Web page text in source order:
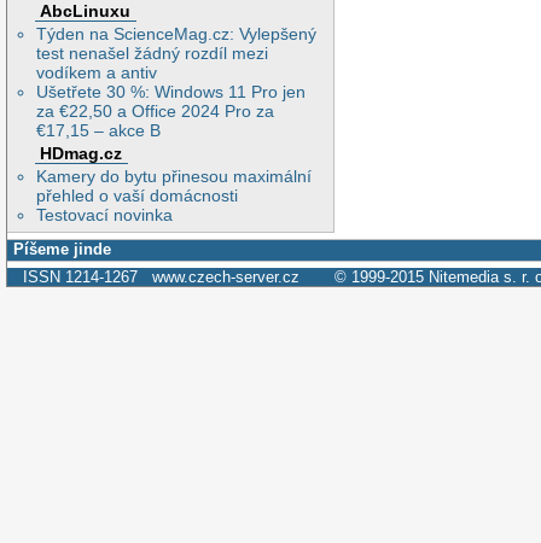
AbcLinuxu
Týden na ScienceMag.cz: Vylepšený
test nenašel žádný rozdíl mezi
vodíkem a antiv
Ušetřete 30 %: Windows 11 Pro jen
za €22,50 a Office 2024 Pro za
€17,15 – akce B
HDmag.cz
Kamery do bytu přinesou maximální
přehled o vaší domácnosti
Testovací novinka
Píšeme jinde
ISSN 1214-1267 www.czech-server.cz © 1999-2015 Nitemedia s. r.